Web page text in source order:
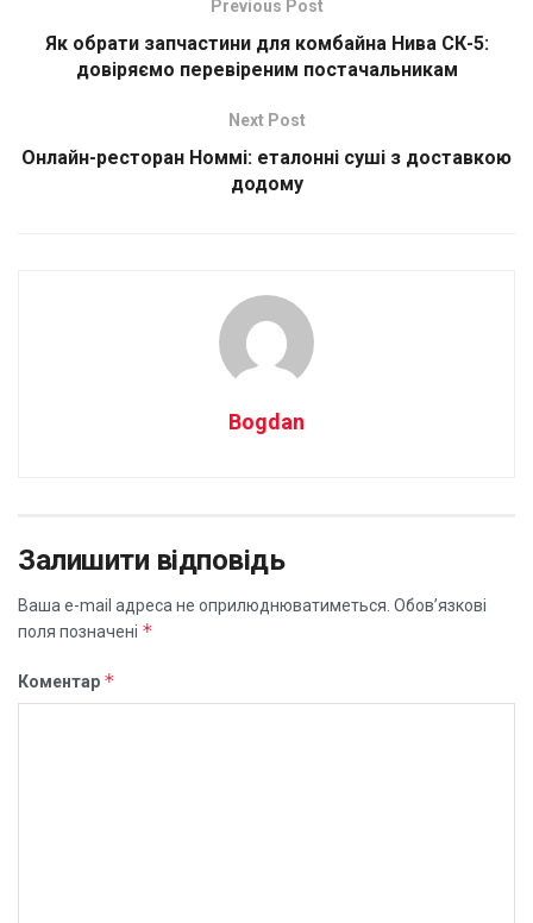
Previous Post
Як обрати запчастини для комбайна Нива СК-5:
довіряємо перевіреним постачальникам
Next Post
Онлайн-ресторан Номмі: еталонні суші з доставкою
додому
Bogdan
Залишити відповідь
Ваша e-mail адреса не оприлюднюватиметься. Обов’язкові
поля позначені *
Коментар *